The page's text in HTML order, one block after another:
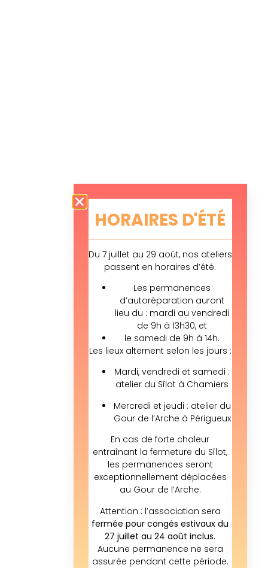
HORAIRES D'ÉTÉ
Du 7 juillet au 29 août, nos ateliers
passent en horaires d’été.
Les permanences
d’autoréparation auront
lieu du : mardi au vendredi
de 9h à 13h30, et
le samedi de 9h à 14h.
Les lieux alternent selon les jours :
Mardi, vendredi et samedi :
atelier du Sîlot à Chamiers
Mercredi et jeudi : atelier du
Gour de l’Arche à Périgueux
En cas de forte chaleur
entraînant la fermeture du Sîlot,
les permanences seront
exceptionnellement déplacées
au Gour de l’Arche.
Attention : l’association sera
fermée pour congés estivaux du
27 juillet au 24 août inclus.
Aucune permanence ne sera
assurée pendant cette période.